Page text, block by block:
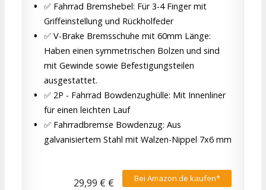
✅ Fahrrad Bremshebel: Für 3-4 Finger mit
Griffeinstellung und Rückholfeder
✅ V-Brake Bremsschuhe mit 60mm Länge:
Haben einen symmetrischen Bolzen und sind
mit Gewinde sowie Befestigungsteilen
ausgestattet.
✅ 2P - Fahrrad Bowdenzughülle: Mit Innenliner
für einen leichten Lauf
✅ Fahrradbremse Bowdenzug: Aus
galvanisiertem Stahl mit Walzen-Nippel 7x6 mm
Bei Amazon.de kaufen*
29,99 € €